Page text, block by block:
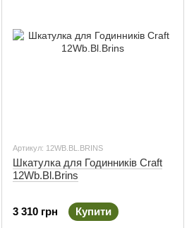
Артикул: 12WB.BL.BRINS
Шкатулка для Годинників Craft
12Wb.Bl.Brins
3 310 грн Купити